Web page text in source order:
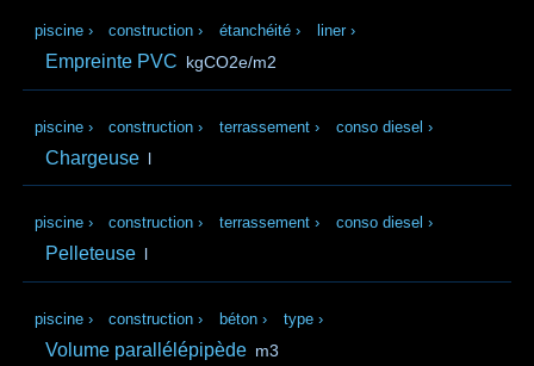
piscine › construction › étanchéité › liner ›
Empreinte PVC kgCO2e/m2
piscine › construction › terrassement › conso diesel ›
Chargeuse l
piscine › construction › terrassement › conso diesel ›
Pelleteuse l
piscine › construction › béton › type ›
Volume parallélépipède m3